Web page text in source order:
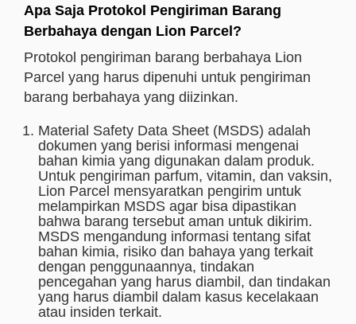
Apa Saja Protokol Pengiriman Barang
Berbahaya dengan Lion Parcel?
Protokol pengiriman barang berbahaya Lion
Parcel yang harus dipenuhi untuk pengiriman
barang berbahaya yang diizinkan.
Material Safety Data Sheet (MSDS) adalah
dokumen yang berisi informasi mengenai
bahan kimia yang digunakan dalam produk.
Untuk pengiriman parfum, vitamin, dan vaksin,
Lion Parcel mensyaratkan pengirim untuk
melampirkan MSDS agar bisa dipastikan
bahwa barang tersebut aman untuk dikirim.
MSDS mengandung informasi tentang sifat
bahan kimia, risiko dan bahaya yang terkait
dengan penggunaannya, tindakan
pencegahan yang harus diambil, dan tindakan
yang harus diambil dalam kasus kecelakaan
atau insiden terkait.